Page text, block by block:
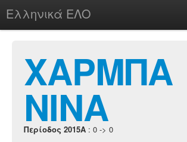
Ελληνικά ΕΛΟ
chesstu.be @ discord
Login
ΧΑΡΜΠΑ
ΝΙΝΑ
Περίοδος 2015A : 0 -> 0